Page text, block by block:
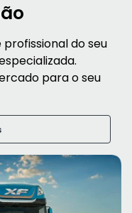
do seu
para o seu